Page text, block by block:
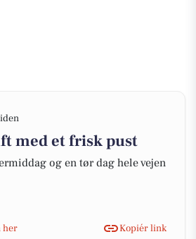
med et frisk pust
og en tør dag hele vejen
her
Kopiér link